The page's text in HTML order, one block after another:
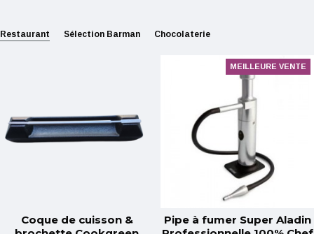
Restaurant Sélection Barman Chocolaterie
Coque de cuisson &
MEILLEURE VENTE
Pipe à fumer Super Aladin